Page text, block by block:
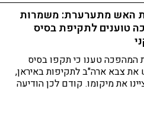
האש מתערערת: משמרות
טוענים לתקיפת בסיס
המהפכה טענו כי תקפו בסיס
צבא ארה"ב לתקיפות באיראן,
את מיקומו. קודם לכן הודיעה
יירטה מתקפות טילים וכטב"מים